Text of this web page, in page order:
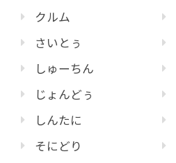
クルム
さいとぅ
しゅーちん
じょんどぅ
しんたに
そにどり